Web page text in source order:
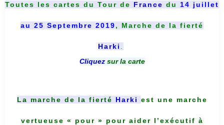
Toutes les cartes du Tour de France du 14 juillet
au 25 Septembre 2019, Marche de la fierté
Harki
Cliquez sur la carte
La marche de la fierté Harki est une marche
vertueuse « pour » pour aider l’exécutif à